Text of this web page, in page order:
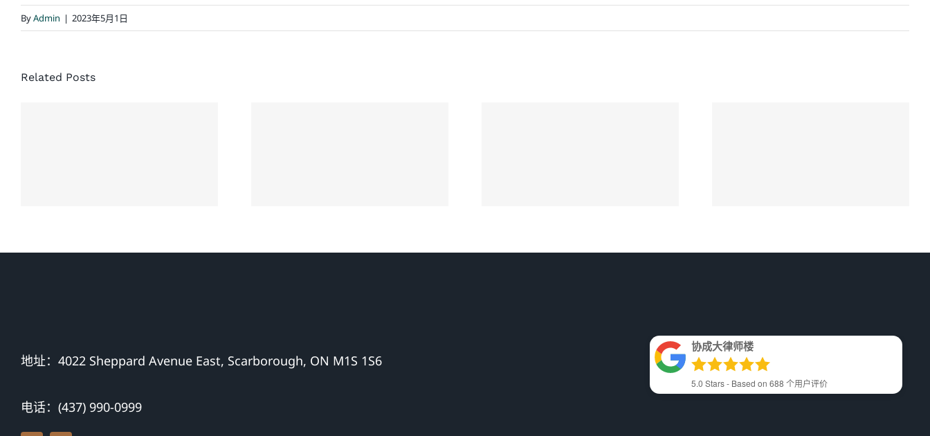
ByAdmin | 2023年5月1日
Related Posts
地址：4022 Sheppard Avenue East, Scarborough, ON M1S 1S6
电话：(437) 990-0999
协成大律师楼
5.0 Stars - Based on 688 个用户评价